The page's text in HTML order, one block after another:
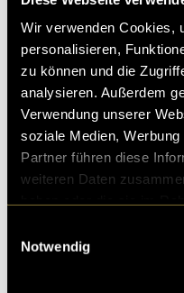
Wir verwenden Cookies,
personalisieren,
zu können und die
analysieren. Außerdem
Verwendung unserer
soziale Medien,
Partner führen diese
weiteren Daten
Notwendig
Kritik